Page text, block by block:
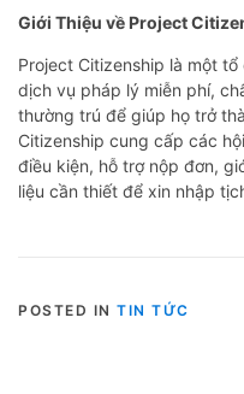
Giới Thiệu về Project
Project Citizenship là một
dịch vụ pháp lý miễn phí,
thường trú để giúp họ trở
Citizenship cung cấp các
điều kiện, hỗ trợ nộp đơn,
liệu cần thiết để xin nhập
POSTED IN TIN TỨC